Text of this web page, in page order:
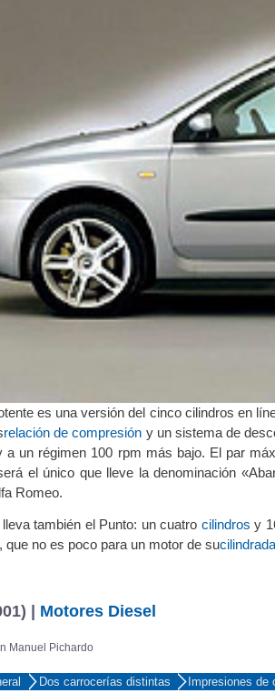
es una versión del cinco cilindros en
relación de compresión y un sistema de
a un régimen 100 rpm más bajo. El par
el único que lleve la denominación
Romeo.
también el Punto: un cuatro cilindros y
que no es poco para un motor de sucilindrada
| Motores Diesel
Manuel Pichardo
Dos carrocerías distintas Impresiones de